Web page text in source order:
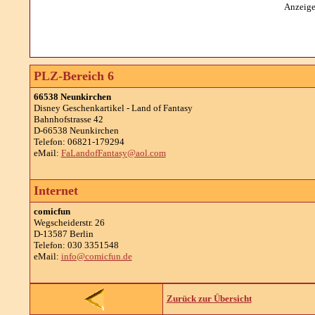
PLZ-Bereich 6
66538 Neunkirchen
Disney Geschenkartikel - Land of Fantasy
Bahnhofstrasse 42
D-66538 Neunkirchen
Telefon: 06821-179294
eMail: FaLandofFantasy@aol.com
Internet
comicfun
Wegscheiderstr. 26
D-13587 Berlin
Telefon: 030 3351548
eMail: info@comicfun.de
Zurück zur Übersicht